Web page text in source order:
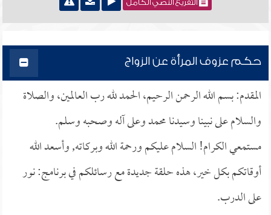
التفريغ النصي الكامل
حكم عزوف المرأة عن الزواج
المقدم: بسم الله الرحمن الرحيم، الحمد لله رب العالمين، والصلاة
والسلام على نبينا وسيدنا محمد وعلى آله وصحبه وسلم.
مستمعي الكرام! السلام عليكم ورحمة الله وبركاته, وأسعد الله
أوقاتكم بكل خير، هذه حلقة جديدة مع رسائلكم في برنامج: نور
على الدرب.